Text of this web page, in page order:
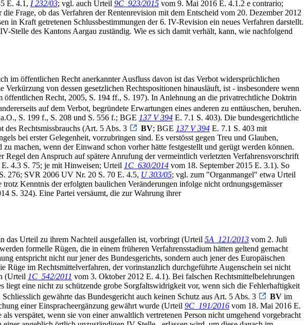
E. 4.1, I 232/03; vgl. auch Urteil 9C_923/2015 vom 9. Mai 2016 E. 4.1.2 e contrario;
ob das Verfahren der Rentenrevision mit dem Entscheid vom 20. Dezember 2012
in Kraft getretenen Schlussbestimmungen der 6. IV-Revision ein neues Verfahren darstellt.
Stelle des Kantons Aargau zuständig. Wie es sich damit verhält, kann, wie nachfolgend
im öffentlichen Recht anerkannter Ausfluss davon ist das Verbot widersprüchlichen
von dessen gesetzlichen Rechtspositionen hinausläuft, ist - insbesondere wenn
Recht, 2005, S. 194 ff., S. 197). In Anlehnung an die privatrechtliche Doktrin
auf dem Verbot, begründete Erwartungen eines anderen zu enttäuschen, beruhen.
S. 199 f., S. 208 und S. 556 f.; BGE 137 V 394 E. 7.1 S. 403). Die bundesgerichtliche
des Rechtsmissbrauchs (Art. 5 Abs. 3
BV; BGE 137 V 394 E. 7.1 S. 403 mit
bei erster Gelegenheit, vorzubringen sind. Es verstösst gegen Treu und Glauben,
machen, wenn der Einwand schon vorher hätte festgestellt und gerügt werden können.
den Anspruch auf spätere Anrufung der vermeintlich verletzten Verfahrensvorschrift
E. 4.3 S. 75; je mit Hinweisen; Urteil 1C_630/2014 vom 18. September 2015 E. 3.1). So
276; SVR 2006 UV Nr. 20 S. 70 E. 4.5, U 303/05; vgl. zum "Organmangel" etwa Urteil
Kenntnis der erfolgten baulichen Veränderungen infolge nicht ordnungsgemässer
S. 324). Eine Partei versäumt, die zur Wahrung ihrer
das Urteil zu ihrem Nachteil ausgefallen ist, vorbringt (Urteil 5A_121/2013 vom 2. Juli
formelle Rügen, die in einem früheren Verfahrensstadium hätten geltend gemacht
entspricht nicht nur jener des Bundesgerichts, sondern auch jener des Europäischen
Rüge im Rechtsmittelverfahren, der vorinstanzlich durchgeführte Augenschein sei nicht
(Urteil 1C_542/2011 vom 3. Oktober 2012 E. 4.1). Bei falschen Rechtsmittelbelehrungen
liegt eine nicht zu schützende grobe Sorgfaltswidrigkeit vor, wenn sich die Fehlerhaftigkeit
gewährte das Bundesgericht auch keinen Schutz aus Art. 5 Abs. 3 BV im
einer Einspracheergänzung gewährt wurde (Urteil 9C_191/2016 vom 18. Mai 2016 E.
verspätet, wenn sie von einer anwaltlich vertretenen Person nicht umgehend vorgebracht